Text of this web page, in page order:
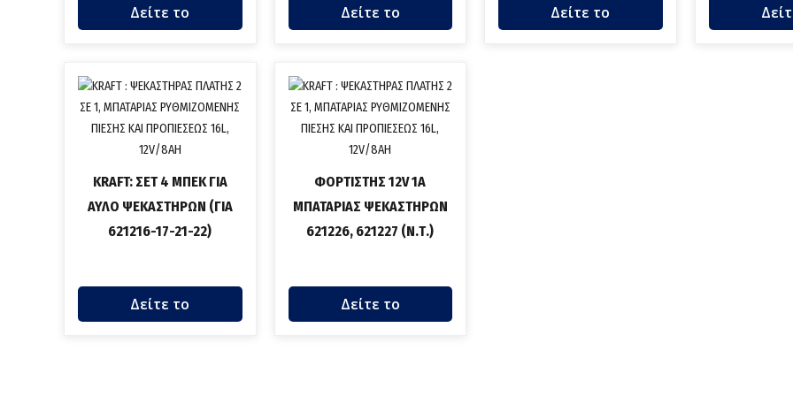
Δείτε το Δείτε το Δείτε το
KRAFT: ΣΕΤ 4 ΜΠΕΚ ΓΙΑ
ΑΥΛΟ ΨΕΚΑΣΤΗΡΩΝ (ΓΙΑ
621216-17-21-22)
Δείτε το
ΦΟΡΤΙΣΤΗΣ 12V 1A
ΜΠΑΤΑΡΙΑΣ ΨΕΚΑΣΤΗΡΩΝ
621226, 621227 (Ν.Τ.)
Δείτε το